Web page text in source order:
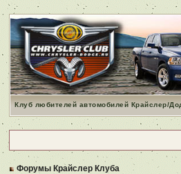
Клуб любителей автомобилей Крайслер/
Форумы Крайслер Клуба